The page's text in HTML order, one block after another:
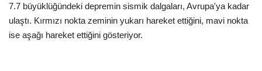
İş İlanları
7.7 büyüklüğündeki depremin sismik dalgaları, Avrupa'ya kadar
ulaştı. Kırmızı nokta zeminin yukarı hareket ettiğini, mavi nokta
ise aşağı hareket ettiğini gösteriyor.